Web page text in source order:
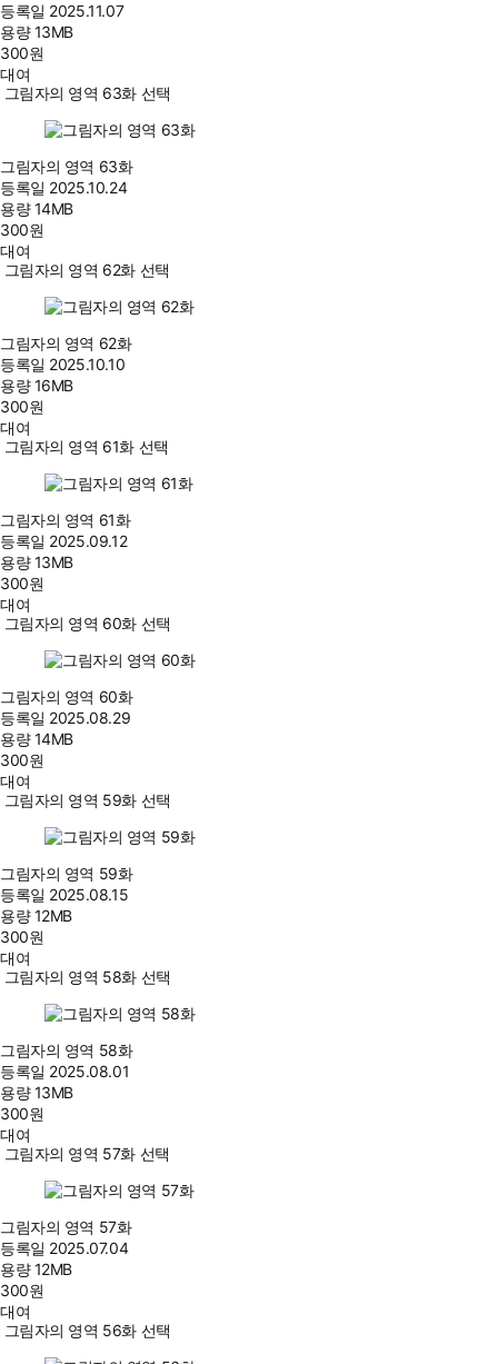
등록일 2025.11.07
용량13MB
300원
대여
그림자의 영역 63화 선택
그림자의 영역 63화
등록일 2025.10.24
용량14MB
300원
대여
그림자의 영역 62화 선택
그림자의 영역 62화
등록일 2025.10.10
용량16MB
300원
대여
그림자의 영역 61화 선택
그림자의 영역 61화
등록일 2025.09.12
용량13MB
300원
대여
그림자의 영역 60화 선택
그림자의 영역 60화
등록일 2025.08.29
용량14MB
300원
대여
그림자의 영역 59화 선택
그림자의 영역 59화
등록일 2025.08.15
용량12MB
300원
대여
그림자의 영역 58화 선택
그림자의 영역 58화
등록일 2025.08.01
용량13MB
300원
대여
그림자의 영역 57화 선택
그림자의 영역 57화
등록일 2025.07.04
용량12MB
300원
대여
그림자의 영역 56화 선택